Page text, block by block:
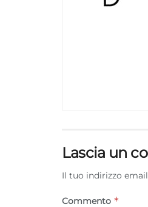
Lascia un
Il tuo indirizzo
Commento *